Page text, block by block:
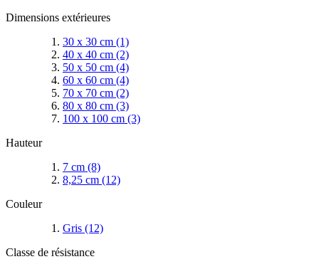
Dimensions extérieures
30 x 30 cm (1)
40 x 40 cm (2)
50 x 50 cm (4)
60 x 60 cm (4)
70 x 70 cm (2)
80 x 80 cm (3)
100 x 100 cm (3)
Hauteur
7 cm (8)
8,25 cm (12)
Couleur
Gris (12)
Classe de résistance